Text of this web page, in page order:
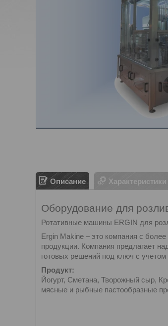
Описание Характеристики
Оборудование для
Ротативные машины ERGIN для
Ergin Makine – это компания с
продукции. Компания предлагает
готовых решений под ключ с
Продукт:
Йогурт, Сметана, Творожный сыр,
мясные и рыбные пастообразные